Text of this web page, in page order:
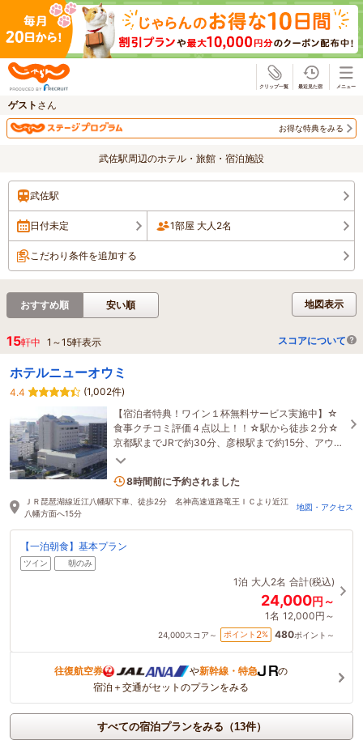
ゲスト さん
お得な特典をみる
武佐駅周辺のホテル・旅館・宿泊施設
武佐駅
日付未定 1部屋 大人2名
こだわり条件を追加する
地図表示
おすすめ順 安い順
15軒中 1 ～15軒表示 スコアについて
ホテルニューオウミ
4.4
(1,002件)
【宿泊者特典！ワイン１杯無料サービス実施中】☆
食事クチコミ評価４点以上！！☆駅から徒歩２分☆
京都駅までJRで約30分、彦根駅まで約15分、アウト
レットまで車で20分と観光の拠点に最適！
8時間前に予約されました
ＪＲ琵琶湖線近江八幡駅下車、徒歩2分 名神高速道路竜王ＩＣより近江
八幡方面へ15分
地図・アクセス
【一泊朝食】基本プラン
ツイン 朝のみ
1泊 大人2名 合計(税込)
24,000円～
1名 12,000円～
24,000スコア～ ポイント 2% 480ポイント～
往復航空券 や新幹線・特急
の
宿泊＋交通がセットのプランをみる
すべての宿泊プランをみる（13件）